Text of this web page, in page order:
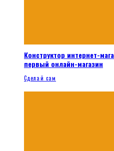
Конструктор интернет-
первый онлайн-магазин
Сделай сам